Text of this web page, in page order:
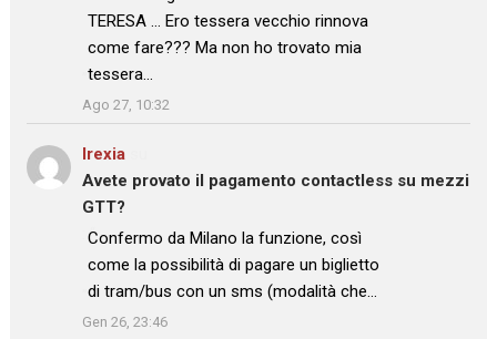
TERESA … Ero tessera vecchio rinnova
come fare??? Ma non ho trovato mia
tessera…
”
Ago 27, 10:32
Irexia
Avete provato il pagamento contactless su mezzi
GTT?
: “
Confermo da Milano la funzione, così
come la possibilità di pagare un biglietto
di tram/bus con un sms (modalità che…
”
Gen 26, 23:46